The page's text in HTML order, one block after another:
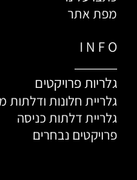
מפת אתר
I N F O
גלריות פרויקטים
גלריית חלונות ודלתות
גלריית דלתות כניסה
פרויקטים נבחרים